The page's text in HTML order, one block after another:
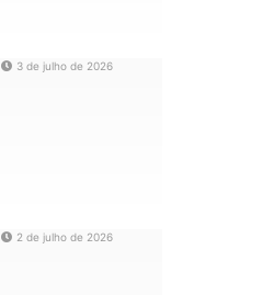
3 de julho de 2026
2 de julho de 2026